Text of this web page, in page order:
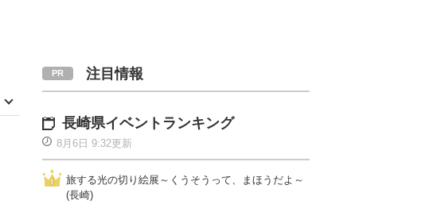
注目情報
長崎県イベントランキング
8月6日 9:32更新
旅する光の切り絵展～くうそうって、まほうだよ～
(長崎)